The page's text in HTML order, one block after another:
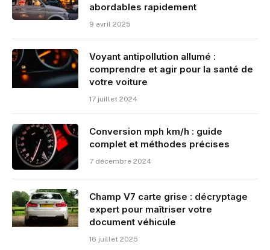
abordables rapidement
9 avril 2025
Voyant antipollution allumé :
comprendre et agir pour la santé de
votre voiture
17 juillet 2024
Conversion mph km/h : guide
complet et méthodes précises
7 décembre 2024
Champ V7 carte grise : décryptage
expert pour maîtriser votre
document véhicule
16 juillet 2025